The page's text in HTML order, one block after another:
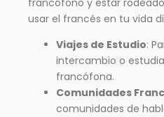
francófono y estar
usar el francés en tu vida
Viajes de Estudio:
intercambio o
francófona.
Comunidades
comunidades de